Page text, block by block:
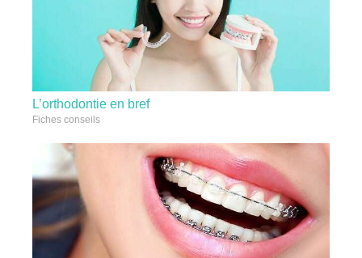
L’orthodontie en bref
Fiches conseils